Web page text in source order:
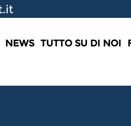
NEWS TUTTO SU DI NOI